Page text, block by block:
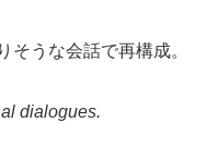
そうな会話で再構成。
dialogues.